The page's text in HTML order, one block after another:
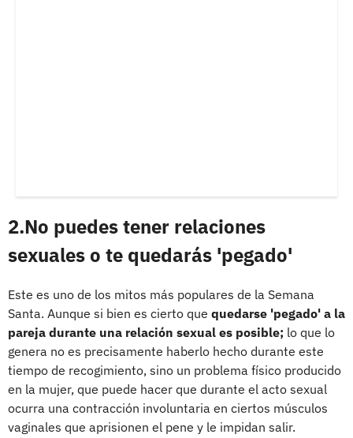
2.No puedes tener relaciones
sexuales o te quedarás 'pegado'
Este es uno de los mitos más populares de la Semana
Santa. Aunque si bien es cierto que quedarse 'pegado' a la
pareja durante una relación sexual es posible; lo que lo
genera no es precisamente haberlo hecho durante este
tiempo de recogimiento, sino un problema físico producido
en la mujer, que puede hacer que durante el acto sexual
ocurra una contracción involuntaria en ciertos músculos
vaginales que aprisionen el pene y le impidan salir.